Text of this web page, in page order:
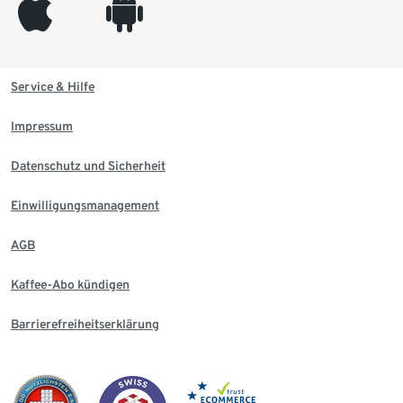
appleinc android
Service & Hilfe
Impressum
Datenschutz und Sicherheit
Einwilligungsmanagement
AGB
Kaffee-Abo kündigen
Barrierefreiheitserklärung